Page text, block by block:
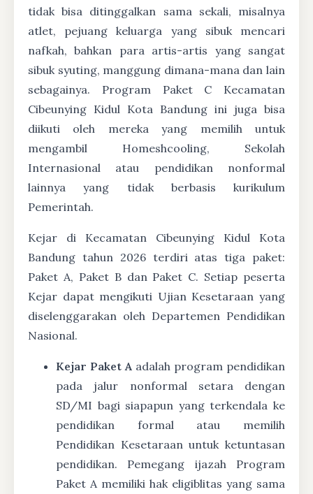
tidak bisa ditinggalkan sama sekali, misalnya
atlet, pejuang keluarga yang sibuk mencari
nafkah, bahkan para artis-artis yang sangat
sibuk syuting, manggung dimana-mana dan lain
sebagainya. Program Paket C Kecamatan
Cibeunying Kidul Kota Bandung ini juga bisa
diikuti oleh mereka yang memilih untuk
mengambil Homeshcooling, Sekolah
Internasional atau pendidikan nonformal
lainnya yang tidak berbasis kurikulum
Pemerintah.
Kejar di Kecamatan Cibeunying Kidul Kota
Bandung tahun 2026 terdiri atas tiga paket:
Paket A, Paket B dan Paket C. Setiap peserta
Kejar dapat mengikuti Ujian Kesetaraan yang
diselenggarakan oleh Departemen Pendidikan
Nasional.
Kejar Paket A adalah program pendidikan
pada jalur nonformal setara dengan
SD/MI bagi siapapun yang terkendala ke
pendidikan formal atau memilih
Pendidikan Kesetaraan untuk ketuntasan
pendidikan. Pemegang ijazah Program
Paket A memiliki hak eligiblitas yang sama